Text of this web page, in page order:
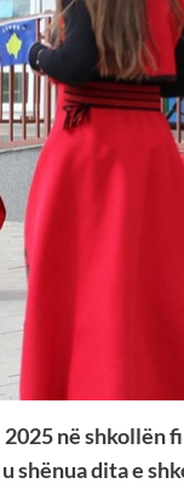
në shkollën
shënua dita e